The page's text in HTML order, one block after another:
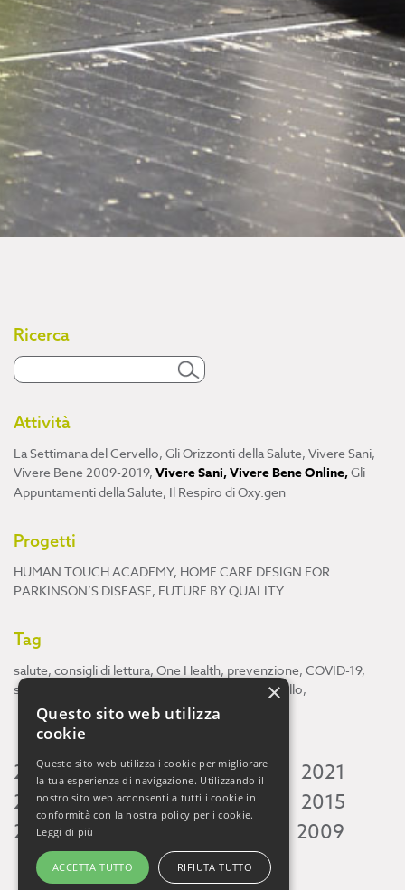
Ricerca
Attività
La Settimana del Cervello, Gli Orizzonti della Salute, Vivere Sani,
Vivere Bene 2009-2019, Vivere Sani, Vivere Bene Online,Gli
Appuntamenti della Salute, Il Respiro di Oxy.gen
Progetti
HUMAN TOUCH ACADEMY, HOME CARE DESIGN FOR
PARKINSON’S DISEASE, FUTURE BY QUALITY
Tag
salute, consigli di lettura, One Health, prevenzione, COVID-19,
scienza
cervello,
2026 2025 2024 2023 2022
2021
2020 2019 2018 2017 2016
2015
2014 2013 2009
×
Questo sito web utilizza
cookie
Questo sito web utilizza i cookie per migliorare
la tua esperienza di navigazione. Utilizzando il
nostro sito web acconsenti a tutti i cookie in
conformità con la nostra policy per i cookie.
Leggi di più
ACCETTA TUTTO RIFIUTA TUTTO